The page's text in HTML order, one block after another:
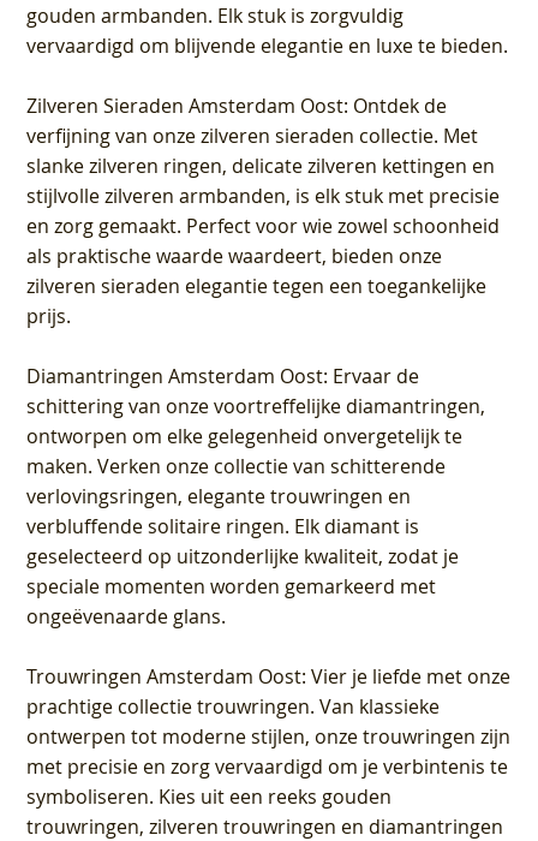
gouden armbanden. Elk stuk is zorgvuldig
vervaardigd om blijvende elegantie en luxe te bieden.
Zilveren Sieraden Amsterdam Oost: Ontdek de
verfijning van onze zilveren sieraden collectie. Met
slanke zilveren ringen, delicate zilveren kettingen en
stijlvolle zilveren armbanden, is elk stuk met precisie
en zorg gemaakt. Perfect voor wie zowel schoonheid
als praktische waarde waardeert, bieden onze
zilveren sieraden elegantie tegen een toegankelijke
prijs.
Diamantringen Amsterdam Oost: Ervaar de
schittering van onze voortreffelijke diamantringen,
ontworpen om elke gelegenheid onvergetelijk te
maken. Verken onze collectie van schitterende
verlovingsringen, elegante trouwringen en
verbluffende solitaire ringen. Elk diamant is
geselecteerd op uitzonderlijke kwaliteit, zodat je
speciale momenten worden gemarkeerd met
ongeëvenaarde glans.
Trouwringen Amsterdam Oost: Vier je liefde met onze
prachtige collectie trouwringen. Van klassieke
ontwerpen tot moderne stijlen, onze trouwringen zijn
met precisie en zorg vervaardigd om je verbintenis te
symboliseren. Kies uit een reeks gouden
trouwringen, zilveren trouwringen en diamantringen